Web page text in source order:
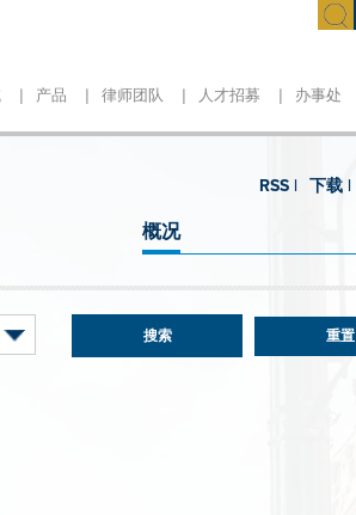
| 产品 | 律师团队 | 人才招募 | 办事处
下载 |
RSS |
概况
重置